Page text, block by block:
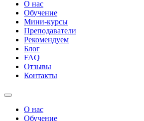
О нас
Обучение
Мини-курсы
Преподаватели
Рекомендуем
Блог
FAQ
Отзывы
Контакты
О нас
Обучение